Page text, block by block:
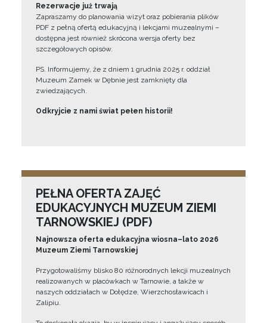
Rezerwacje już trwają
Zapraszamy do planowania wizyt oraz pobierania plików
PDF z pełną ofertą edukacyjną i lekcjami muzealnymi –
dostępna jest również skrócona wersja oferty bez
szczegółowych opisów.
PS. Informujemy, że z dniem 1 grudnia 2025 r. oddział
Muzeum Zamek w Dębnie jest zamknięty dla
zwiedzających.
Odkryjcie z nami świat pełen historii!
PEŁNA OFERTA ZAJĘĆ
EDUKACYJNYCH MUZEUM ZIEMI
TARNOWSKIEJ (PDF)
Najnowsza oferta edukacyjna wiosna–lato 2026
Muzeum Ziemi Tarnowskiej
Przygotowaliśmy blisko 80 różnorodnych lekcji muzealnych
realizowanych w placówkach w Tarnowie, a także w
naszych oddziałach w Dołędze, Wierzchosławicach i
Zalipiu.